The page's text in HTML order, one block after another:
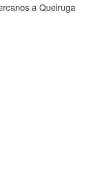
a Queiruga